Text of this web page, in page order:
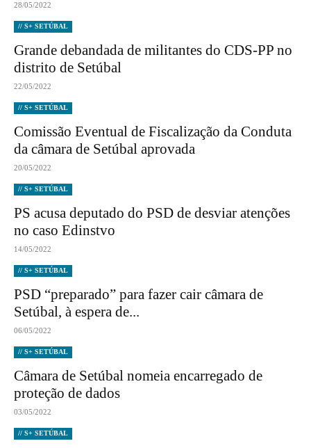
28/05/2022
// S+ SETÚBAL
Grande debandada de militantes do CDS-PP no
distrito de Setúbal
22/05/2022
// S+ SETÚBAL
Comissão Eventual de Fiscalização da Conduta
da câmara de Setúbal aprovada
20/05/2022
// S+ SETÚBAL
PS acusa deputado do PSD de desviar atenções
no caso Edinstvo
14/05/2022
// S+ SETÚBAL
PSD “preparado” para fazer cair câmara de
Setúbal, à espera de...
06/05/2022
// S+ SETÚBAL
Câmara de Setúbal nomeia encarregado de
proteção de dados
03/05/2022
// S+ SETÚBAL